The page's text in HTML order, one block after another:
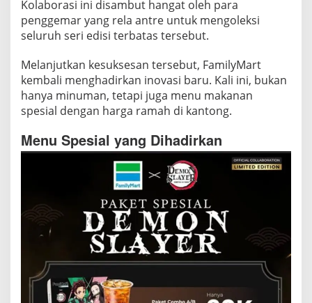
Kolaborasi ini disambut hangat oleh para
penggemar yang rela antre untuk mengoleksi
seluruh seri edisi terbatas tersebut.
Melanjutkan kesuksesan tersebut, FamilyMart
kembali menghadirkan inovasi baru. Kali ini, bukan
hanya minuman, tetapi juga menu makanan
spesial dengan harga ramah di kantong.
Menu Spesial yang Dihadirkan